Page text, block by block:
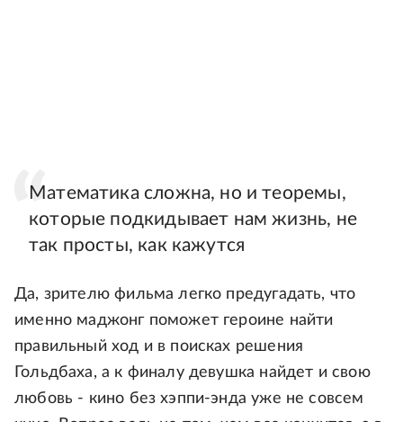
Математика сложна, но и теоремы,
которые подкидывает нам жизнь, не
так просты, как кажутся
Да, зрителю фильма легко предугадать, что
именно маджонг поможет героине найти
правильный ход и в поисках решения
Гольдбаха, а к финалу девушка найдет и свою
любовь - кино без хэппи-энда уже не совсем